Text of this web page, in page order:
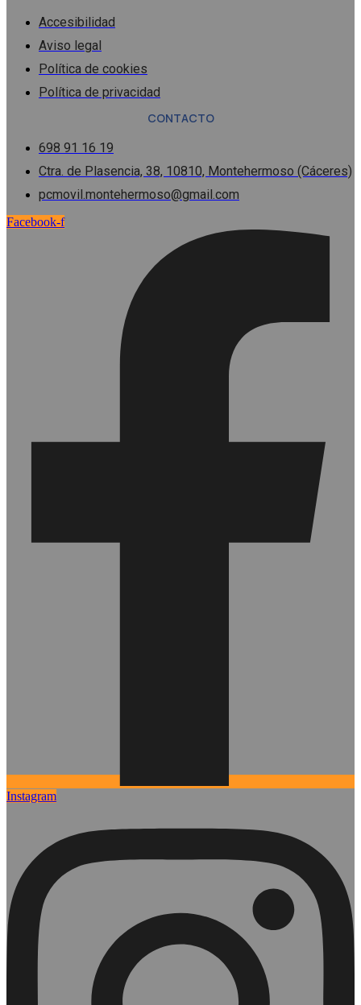
Accesibilidad
Aviso legal
Política de cookies
Política de privacidad
CONTACTO
698 91 16 19
Ctra. de Plasencia, 38, 10810, Montehermoso (Cáceres)
pcmovil.montehermoso@gmail.com
Facebook-f
Instagram